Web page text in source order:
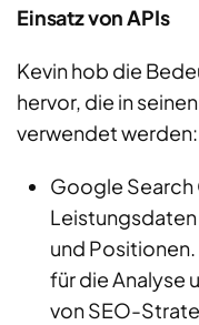
Einsatz von APIs
Kevin hob die
hervor, die in
verwendet werden:
Google Search
Leistungsdaten
und
für die Analyse
von SEO-